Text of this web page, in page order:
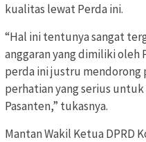
kualitas lewat Perda ini.
“Hal ini tentunya sangat
anggaran yang dimiliki oleh
perda ini justru
perhatian yang serius
Pasanten,” tukasnya.
Mantan Wakil Ketua DPRD